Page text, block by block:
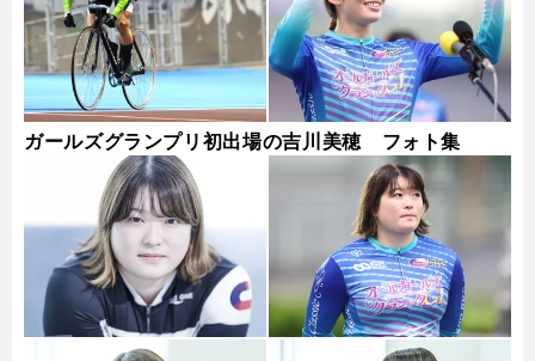
ガールズグランプリ初出場の吉川美穂 フォト集